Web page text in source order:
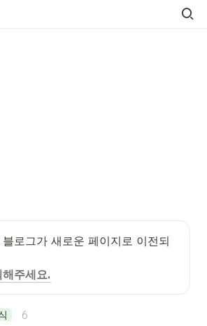
로그가 새로운 페이지로 이전되
주세요.
6